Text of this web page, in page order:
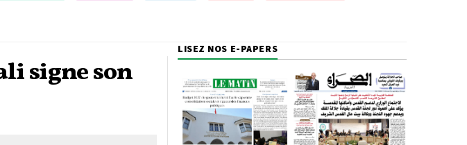
Morocco Today Forum
Bookclub
signe son
LISEZ NOS E-PAPERS